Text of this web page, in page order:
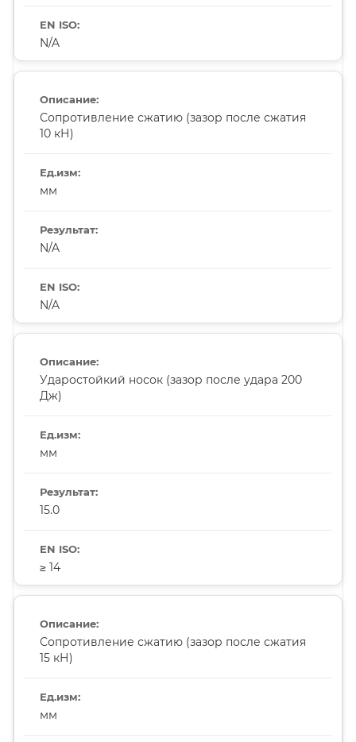
N/A
Сопротивление сжатию (зазор после сжатия
10 кН)
мм
N/A
N/A
Ударостойкий носок (зазор после удара 200
Дж)
мм
15.0
≥ 14
Сопротивление сжатию (зазор после сжатия
15 кН)
мм